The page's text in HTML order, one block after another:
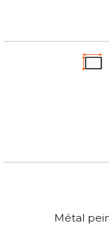
Métal